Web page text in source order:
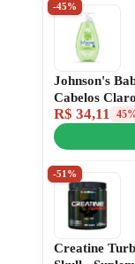
-45%
Johnson's
Cabelos
R$ 34,11
-51%
Creatine